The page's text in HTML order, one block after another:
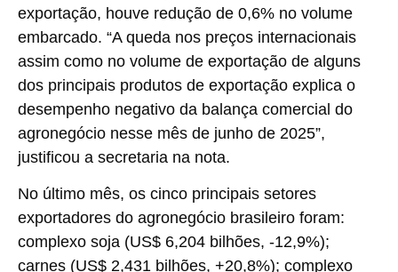
exportação, houve redução de 0,6% no volume
embarcado. “A queda nos preços internacionais
assim como no volume de exportação de alguns
dos principais produtos de exportação explica o
desempenho negativo da balança comercial do
agronegócio nesse mês de junho de 2025”,
justificou a secretaria na nota.
No último mês, os cinco principais setores
exportadores do agronegócio brasileiro foram:
complexo soja (US$ 6,204 bilhões, -12,9%);
carnes (US$ 2,431 bilhões, +20,8%); complexo